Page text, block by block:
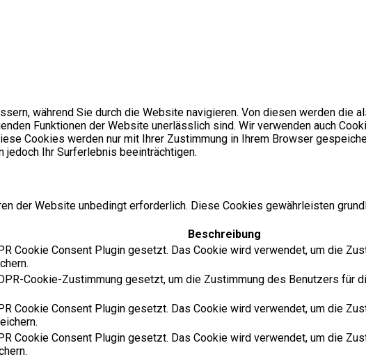
während Sie durch die Website navigieren. Von diesen werden die
Funktionen der Website unerlässlich sind. Wir verwenden auch
Cookies werden nur mit Ihrer Zustimmung in Ihrem Browser
jedoch Ihr Surferlebnis beeinträchtigen.
der Website unbedingt erforderlich. Diese Cookies gewährleisten
Beschreibung
Cookie Consent Plugin gesetzt. Das Cookie wird verwendet, um die
Cookie-Zustimmung gesetzt, um die Zustimmung des Benutzers für
Cookie Consent Plugin gesetzt. Das Cookie wird verwendet, um die
Cookie Consent Plugin gesetzt. Das Cookie wird verwendet, um die